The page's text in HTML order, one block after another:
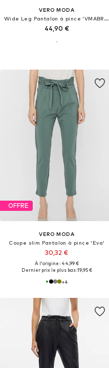
VERO MODA
Wide Leg Pantalon à pince 'VMABRIL'
44,90 €
OFFRE
VERO MODA
Coupe slim Pantalon à pince 'Eva'
30,32 €
À l'origine : 44,99 €
Dernier prix le plus bas :19,95 €
+4